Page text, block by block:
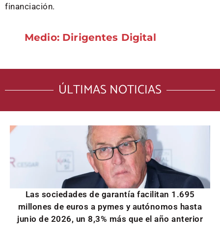
financiación.
Medio: Dirigentes Digital
ÚLTIMAS NOTICIAS
Las sociedades de garantía facilitan 1.695
millones de euros a pymes y autónomos hasta
junio de 2026, un 8,3% más que el año anterior